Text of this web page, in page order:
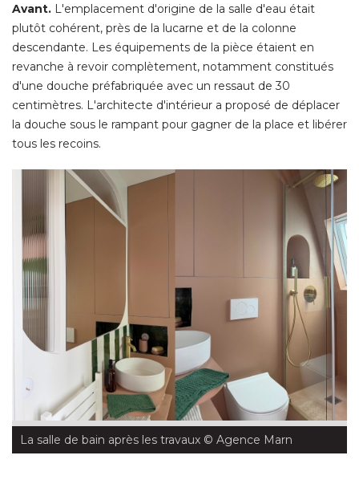
Avant. L'emplacement d'origine de la salle d'eau était
plutôt cohérent, près de la lucarne et de la colonne
descendante. Les équipements de la pièce étaient en
revanche à revoir complètement, notamment constitués
d'une douche préfabriquée avec un ressaut de 30
centimètres. L'architecte d'intérieur a proposé de déplacer
la douche sous le rampant pour gagner de la place et libérer
tous les recoins.
La salle de bain après les travaux © Agence Marn